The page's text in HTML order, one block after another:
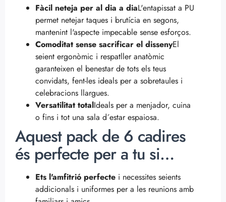
Fàcil neteja per al dia a diaL'entapissat a PU
permet netejar taques i brutícia en segons,
mantenint l'aspecte impecable sense esforços.
Comoditat sense sacrificar el dissenyEl
seient ergonòmic i respatller anatòmic
garanteixen el benestar de tots els teus
convidats, fent-les ideals per a sobretaules i
celebracions llargues.
Versatilitat totalIdeals per a menjador, cuina
o fins i tot una sala d´estar espaiosa.
Aquest pack de 6 cadires
és perfecte per a tu si…
Ets l'amfitrió perfecte i necessites seients
addicionals i uniformes per a les reunions amb